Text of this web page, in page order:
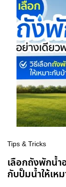
Tips & Tricks
เลือกถังพักน้ำ
กับปั๊มน้ำให้เห